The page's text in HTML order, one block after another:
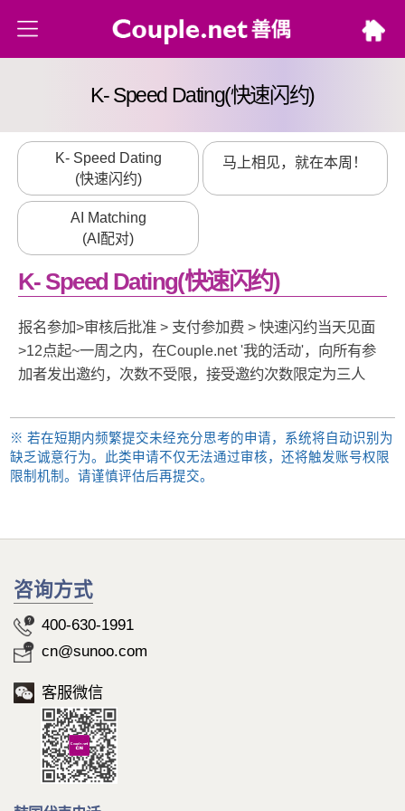
K- Speed Dating(快速闪约)
K- Speed Dating
(快速闪约)
马上相见，就在本周！
AI Matching
(AI配对)
K- Speed Dating(快速闪约)
报名参加>审核后批准 > 支付参加费 > 快速闪约当天见面
>12点起~一周之内，在Couple.net '我的活动'，向所有参
加者发出邀约，次数不受限，接受邀约次数限定为三人
※ 若在短期内频繁提交未经充分思考的申请，系统将自动识别为
缺乏诚意行为。此类申请不仅无法通过审核，还将触发账号权限
限制机制。请谨慎评估后再提交。
咨询方式
400-630-1991
cn@sunoo.com
客服微信